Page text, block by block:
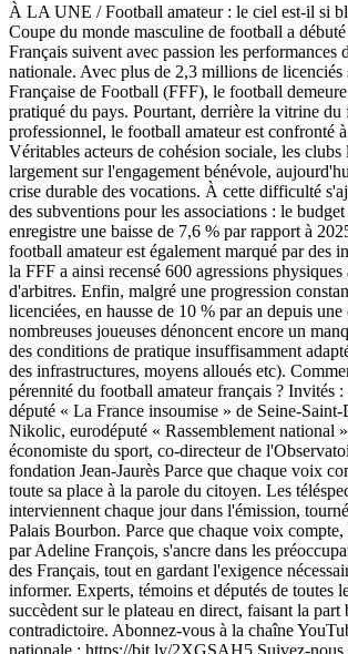
À LA UNE / Football amateur : le ciel est-il si
Coupe du monde masculine de football a
Français suivent avec passion les performances
nationale. Avec plus de 2,3 millions de licenciés
Française de Football (FFF), le football
pratiqué du pays. Pourtant, derrière la vitrine du
professionnel, le football amateur est confronté
Véritables acteurs de cohésion sociale, les clubs
largement sur l'engagement bénévole,
crise durable des vocations. À cette difficulté
des subventions pour les associations : le
enregistre une baisse de 7,6 % par rapport à
football amateur est également marqué par des
la FFF a ainsi recensé 600 agressions
d'arbitres. Enfin, malgré une progression
licenciées, en hausse de 10 % par an depuis une
nombreuses joueuses dénoncent encore un
des conditions de pratique insuffisamment
des infrastructures, moyens alloués etc).
pérennité du football amateur français ? Invités :
député « La France insoumise » de Seine-
Nikolic, eurodéputé « Rassemblement national
économiste du sport, co-directeur de
fondation Jean-Jaurès Parce que chaque voix
toute sa place à la parole du citoyen. Les
interviennent chaque jour dans l'émission,
Palais Bourbon. Parce que chaque voix
par Adeline François, s'ancre dans les
des Français, tout en gardant l'exigence
informer. Experts, témoins et députés de toutes
succèdent sur le plateau en direct, faisant la part
contradictoire. Abonnez-vous à la chaîne
nationale : https://bit.ly/2XGSAH5 Suivez-nous